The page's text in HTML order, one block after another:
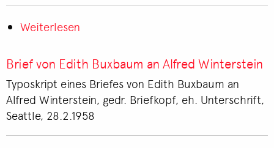
Solms-
Weiterlesen
von
Buxbaum
an
Alfred
Winterstein
Brief von Edith Buxbaum an Alfred Winterstein
Typoskript eines Briefes von Edith Buxbaum an
Alfred Winterstein, gedr. Briefkopf, eh. Unterschrift,
Seattle, 28.2.1958